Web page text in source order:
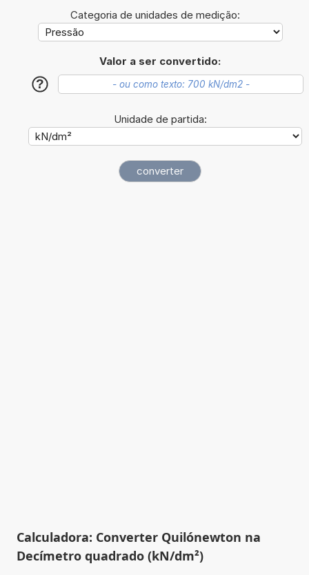
Categoria de unidades de medição:
Valor a ser convertido:
?
Unidade de partida:
Calculadora: Converter Quilónewton na
Decímetro quadrado (kN/dm²)